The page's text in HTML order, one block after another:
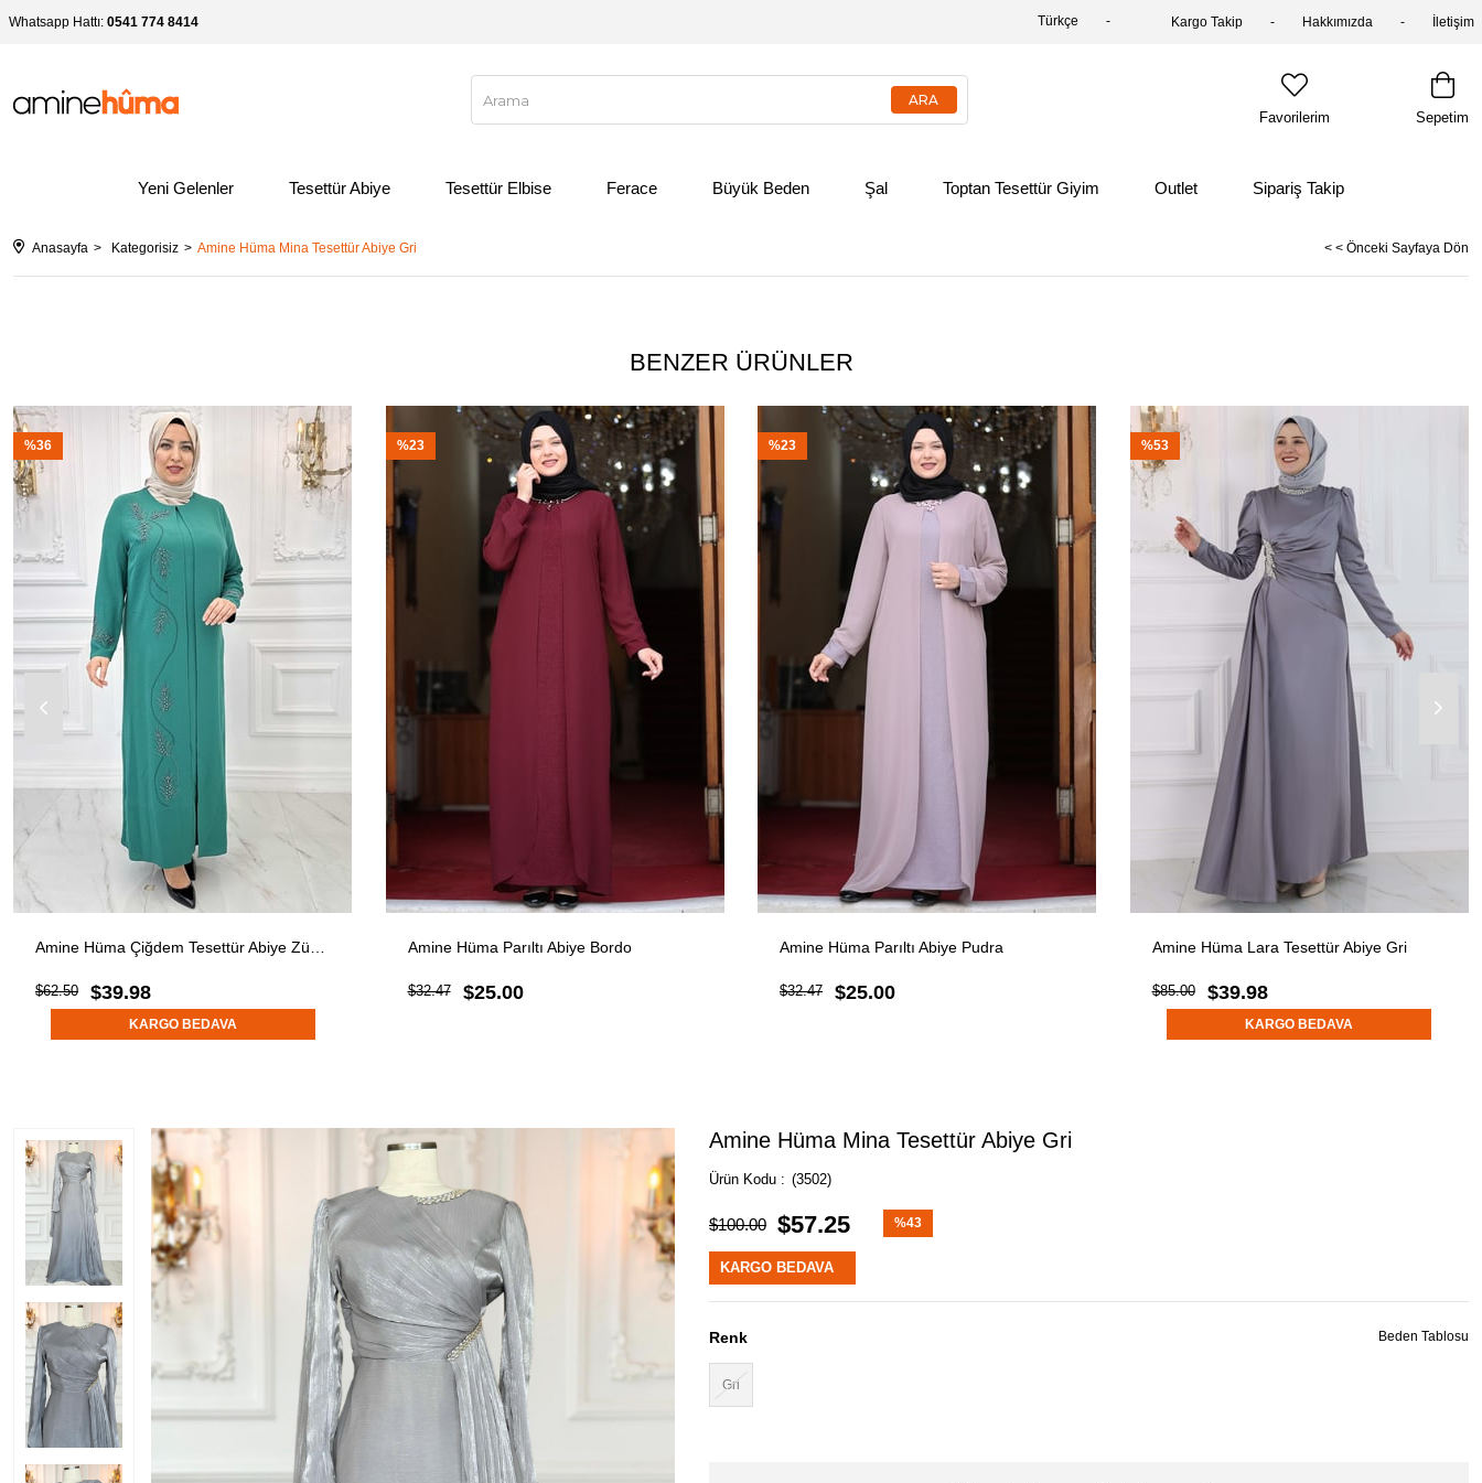
Whatsapp Hattı: 0541 774 8414 Kargo Takip Hakkımızda İletişim
Türkçe
Sepetim
Favorilerim
Yeni Gelenler Tesettür Abiye Tesettür Elbise Ferace Büyük Beden Şal Toptan Tesettür Giyim Outlet Sipariş Takip
Anasayfa Kategorisiz Amine Hüma Mina Tesettür Abiye Gri < < Önceki Sayfaya Dön
BENZER ÜRÜNLER
Amine Hüma Çiğdem Tesettür Abiye Zümrüt
$39.98
$62.50
KARGO BEDAVA
%36
Amine Hüma Parıltı Abiye Bordo
$25.00
$32.47
%23
Amine Hüma Parıltı Abiye Pudra
$25.00
$32.47
%23
Amine Hüma Lara Tesettür Abiye Gri
$39.98
$85.00
KARGO BEDAVA
%53
Amine Hüma Mina Tesettür Abiye Gri
(3502)
$100.00 $57.25 %43
KARGO BEDAVA
Renk
Gri
Beden Tablosu